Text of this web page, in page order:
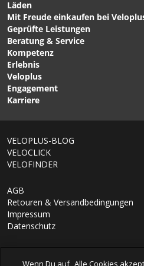
CHF 49.90
STAR SL Bidonhalter
Carbon UD / schwarz von
VELOPLUS
Läden
Mit Freude einkaufen bei
Geprüfte Leistungen
Beratung & Service
Kompetenz
Erlebnis
Veloplus
Engagement
Karriere
VELOPLUS-BLOG
VELOCLICK
VELOFINDER
AGB
Retouren & Versandbedingungen
Impressum
Datenschutz
Wenn Du auf „Alle Cookies